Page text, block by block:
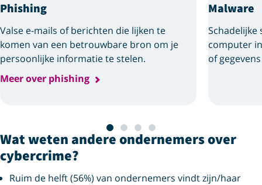
Phishing
Valse e-mails of berichten die lijken te
komen van een betrouwbare bron om je
persoonlijke informatie te stelen.
Meer over phishing
Malware
Schadelijke
computer
of
Wat weten andere ondernemers over
cybercrime?
Ruim de helft (56%) van ondernemers vindt zijn/haar